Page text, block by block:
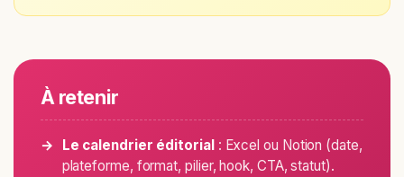
À retenir
Le calendrier éditorial: Excel ou Notion (date,
plateforme, format, pilier, hook, CTA, statut).